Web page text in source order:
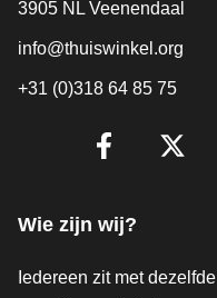
3905 NL Veenendaal
info@thuiswinkel.org
+31 (0)318 64 85 75
Volg je ons al?
Wie zijn wij?
Iedereen zit met